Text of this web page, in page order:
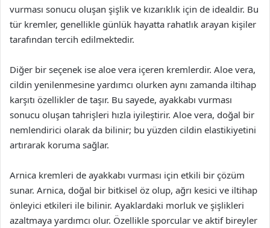
vurması sonucu oluşan şişlik ve kızarıklık için de idealdir. Bu
tür kremler, genellikle günlük hayatta rahatlık arayan kişiler
tarafından tercih edilmektedir.
Diğer bir seçenek ise aloe vera içeren kremlerdir. Aloe vera,
cildin yenilenmesine yardımcı olurken aynı zamanda iltihap
karşıtı özellikler de taşır. Bu sayede, ayakkabı vurması
sonucu oluşan tahrişleri hızla iyileştirir. Aloe vera, doğal bir
nemlendirici olarak da bilinir; bu yüzden cildin elastikiyetini
artırarak koruma sağlar.
Arnica kremleri de ayakkabı vurması için etkili bir çözüm
sunar. Arnica, doğal bir bitkisel öz olup, ağrı kesici ve iltihap
önleyici etkileri ile bilinir. Ayaklardaki morluk ve şişlikleri
azaltmaya yardımcı olur. Özellikle sporcular ve aktif bireyler